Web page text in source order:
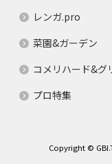
レンガ.pro
菜園&ガーデン
コメリハード&グ
プロ特集
Copyright ©